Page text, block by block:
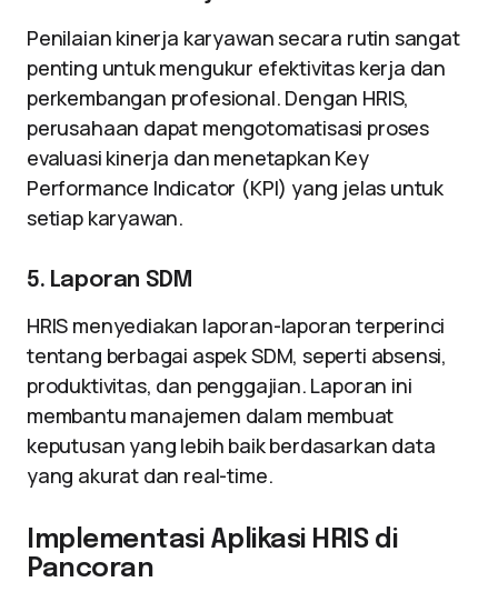
Penilaian kinerja karyawan secara rutin sangat
penting untuk mengukur efektivitas kerja dan
perkembangan profesional. Dengan HRIS,
perusahaan dapat mengotomatisasi proses
evaluasi kinerja dan menetapkan Key
Performance Indicator (KPI) yang jelas untuk
setiap karyawan.
5. Laporan SDM
HRIS menyediakan laporan-laporan terperinci
tentang berbagai aspek SDM, seperti absensi,
produktivitas, dan penggajian. Laporan ini
membantu manajemen dalam membuat
keputusan yang lebih baik berdasarkan data
yang akurat dan real-time.
Implementasi Aplikasi HRIS di
Pancoran